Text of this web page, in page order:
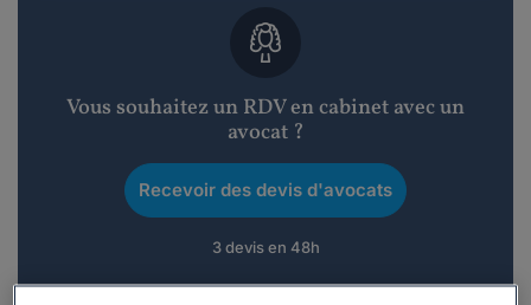
Vous souhaitez un RDV en cabinet avec un
avocat ?
Recevoir des devis d'avocats
3 devis en 48h